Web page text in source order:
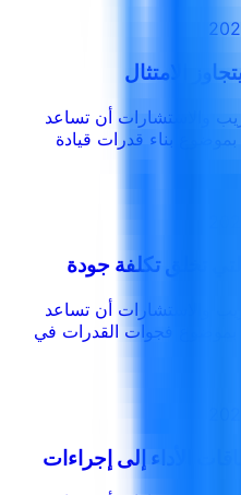
الامتثال
والاستشارات أن تساعد
بناء قدرات قيادة
تخلق تكلفة جودة
والاستشارات أن تساعد
بموضوع فجوات القدرات في
الأداء إلى إجراءات